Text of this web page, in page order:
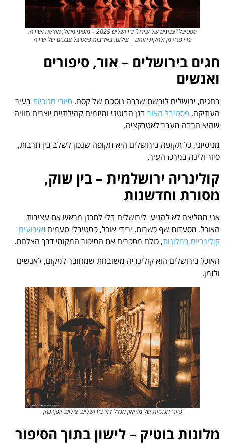
פסטיבל “צבעים של שירה” בירושלים 2025 – מופעי מחול, מוזיקה ושירה.
פרי פרידמן ולהקת חותם | צילום: באדיבות פסטיבל צבעים של שירה
חגים בירושלים – אור, סיפורים
ואנשים
בחגים, ירושלים לובשת שכבה נוספת של קסם. סיורי חנוכיותבעיר
העתיקה, פסטיבל האורבגן הבוטני ומיזמים קהילתיים יוצרים חוויה
שהיא הרבה מעבר לאטרקציה.
מניסיוני, כל תקופה בירושלים היא תקופה שנכון לשלב בין תרבות,
סיור ולינה במרכז העיר.
קולינריה ירושלמית – בין שוק,
מסורת וחדשנות
אני ממליצה לא להגיע לירושלים בלי לתכנן מראש את עצירות
האוכל. מסעדות שף כשרות, ירידי אוכל, פסטיבלי טעמים ואירועים
קולינריים במלונות, כולם מספרים את הסיפור המקומי דרך הצלחת.
האוכל בירושלים הוא קולינריה משובחת שמחובר למקום, לאנשים
ולזמן.
סיורי חנוכיות של מוזיאון מגדל דוד בירושלים. צילום: יוסף כהן
מלונות בוטיק – לישון בתוך הסיפור